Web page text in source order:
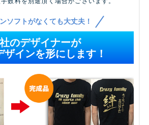
ソフトがなくても大丈夫！
のデザイナーが
ザインを形にします！